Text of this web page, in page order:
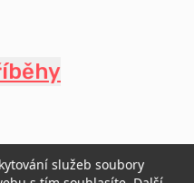
služeb soubory